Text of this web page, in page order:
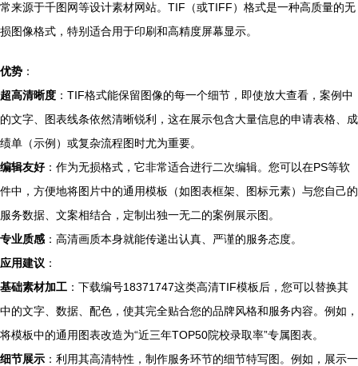
常来源于千图网等设计素材网站。TIF（或TIFF）格式是一种高质量的无
损图像格式，特别适合用于印刷和高精度屏幕显示。
优势 ：
超高清晰度 ：TIF格式能保留图像的每一个细节，即使放大查看，案例中
的文字、图表线条依然清晰锐利，这在展示包含大量信息的申请表格、成
绩单（示例）或复杂流程图时尤为重要。
编辑友好：作为无损格式，它非常适合进行二次编辑。您可以在PS等软
件中，方便地将图片中的通用模板（如图表框架、图标元素）与您自己的
服务数据、文案相结合，定制出独一无二的案例展示图。
专业质感 ：高清画质本身就能传递出认真、严谨的服务态度。
应用建议 ：
基础素材加工 ：下载编号18371747这类高清TIF模板后，您可以替换其
中的文字、数据、配色，使其完全贴合您的品牌风格和服务内容。例如，
将模板中的通用图表改造为“近三年TOP50院校录取率”专属图表。
细节展示 ：利用其高清特性，制作服务环节的细节特写图。例如，展示一